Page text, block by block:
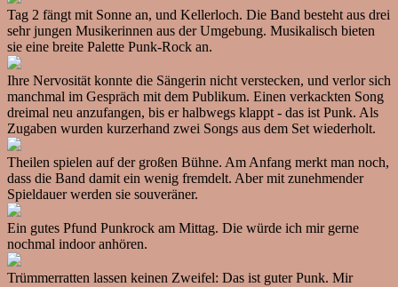
Tag 2 fängt mit Sonne an, und Kellerloch. Die Band besteht aus drei
sehr jungen Musikerinnen aus der Umgebung. Musikalisch bieten
sie eine breite Palette Punk-Rock an.
Ihre Nervosität konnte die Sängerin nicht verstecken, und verlor sich
manchmal im Gespräch mit dem Publikum. Einen verkackten Song
dreimal neu anzufangen, bis er halbwegs klappt - das ist Punk. Als
Zugaben wurden kurzerhand zwei Songs aus dem Set wiederholt.
Theilen spielen auf der großen Bühne. Am Anfang merkt man noch,
dass die Band damit ein wenig fremdelt. Aber mit zunehmender
Spieldauer werden sie souveräner.
Ein gutes Pfund Punkrock am Mittag. Die würde ich mir gerne
nochmal indoor anhören.
Trümmerratten lassen keinen Zweifel: Das ist guter Punk. Mir